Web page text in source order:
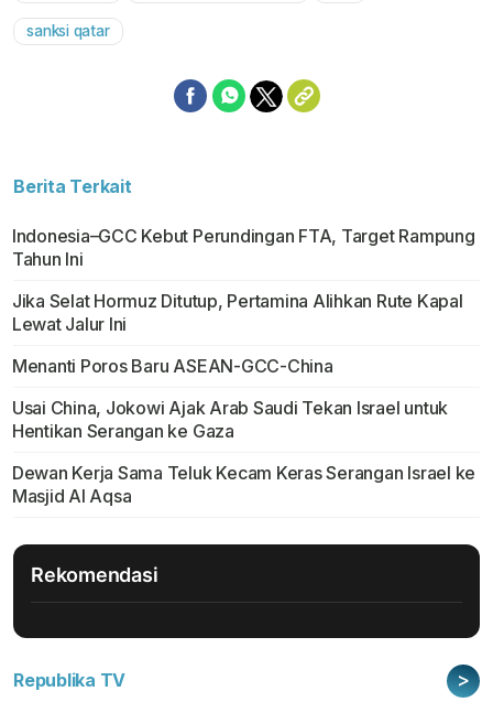
sanksi qatar
Berita Terkait
Indonesia–GCC Kebut Perundingan FTA, Target Rampung
Tahun Ini
Jika Selat Hormuz Ditutup, Pertamina Alihkan Rute Kapal
Lewat Jalur Ini
Menanti Poros Baru ASEAN-GCC-China
Usai China, Jokowi Ajak Arab Saudi Tekan Israel untuk
Hentikan Serangan ke Gaza
Dewan Kerja Sama Teluk Kecam Keras Serangan Israel ke
Masjid Al Aqsa
Rekomendasi
Republika TV >